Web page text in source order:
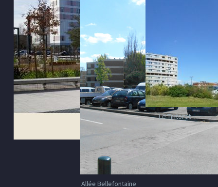
Allée Bellefontaine
Le Tintoret